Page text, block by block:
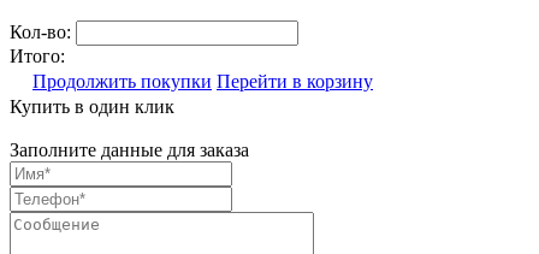
Кол-во:
Итого:
Продолжить покупки Перейти в корзину
Купить в один клик
Заполните данные для заказа